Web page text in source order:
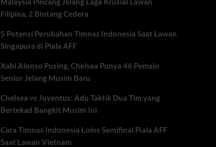
Filipina, 2 Bintang Cedera
5 Potensi Perubahan Timnas Indonesia Saat Lawan
Singapura di Piala AFF
Xabi Alonso Pusing, Chelsea Punya 46 Pemain
Senior Jelang Musim Baru
Chelsea vs Juventus: Adu Taktik Dua Tim yang
Bertekad Bangkit Musim Ini
Cara Timnas Indonesia Lolos Semifinal Piala AFF
Saat Lawan Vietnam